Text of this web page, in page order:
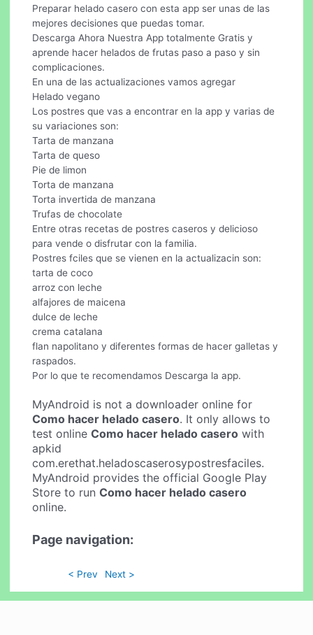
Preparar helado casero con esta app ser unas de las
mejores decisiones que puedas tomar.
Descarga Ahora Nuestra App totalmente Gratis y
aprende hacer helados de frutas paso a paso y sin
complicaciones.
En una de las actualizaciones vamos agregar
Helado vegano
Los postres que vas a encontrar en la app y varias de
su variaciones son:
Tarta de manzana
Tarta de queso
Pie de limon
Torta de manzana
Torta invertida de manzana
Trufas de chocolate
Entre otras recetas de postres caseros y delicioso
para vende o disfrutar con la familia.
Postres fciles que se vienen en la actualizacin son:
tarta de coco
arroz con leche
alfajores de maicena
dulce de leche
crema catalana
flan napolitano y diferentes formas de hacer galletas y
raspados.
Por lo que te recomendamos Descarga la app.
MyAndroid is not a downloader online for
Como hacer helado casero. It only allows to
test onlineComo hacer helado casero with
apkid
com.erethat.heladoscaserosypostresfaciles.
MyAndroid provides the official Google Play
Store to runComo hacer helado casero
online.
Page navigation:
< Prev Next >